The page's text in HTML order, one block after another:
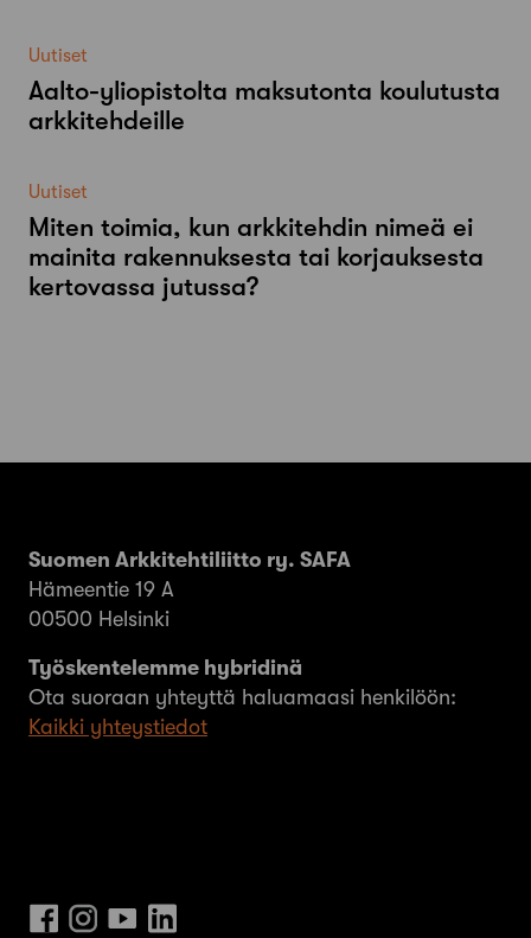
Uutiset
Aalto-​yliopistolta maksutonta koulutusta
arkkitehdeille
Uutiset
Miten toimia, kun arkkitehdin nimeä ei
mainita rakennuksesta tai korjauksesta
kertovassa jutussa?
Suomen Arkkitehtiliitto ry. SAFA
Hämeentie 19 A
00500 Helsinki
Työskentelemme hybridinä
Ota suoraan yhteyttä haluamaasi henkilöön:
Kaikki yhteystiedot